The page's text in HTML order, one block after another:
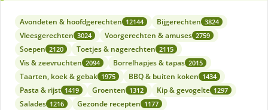
Avondeten & hoofdgerechten 12144 Bijgerechten 3824
Vleesgerechten 3024 Voorgerechten & amuses 2759
Soepen 2120 Toetjes & nagerechten 2115
Vis & zeevruchten 2094 Borrelhapjes & tapas 2015
Taarten, koek & gebak 1975 BBQ & buiten koken 1434
Pasta & rijst 1419 Groenten 1312 Kip & gevogelte 1297
Salades 1216 Gezonde recepten 1177